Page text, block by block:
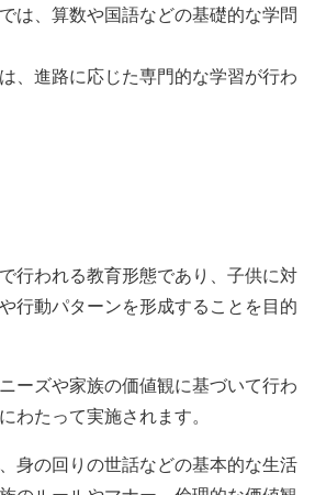
は、算数や国語などの基礎的な学問
、進路に応じた専門的な学習が行わ
行われる教育形態であり、子供に対
行動パターンを形成することを目的
ーズや家族の価値観に基づいて行わ
わたって実施されます。
身の回りの世話などの基本的な生活